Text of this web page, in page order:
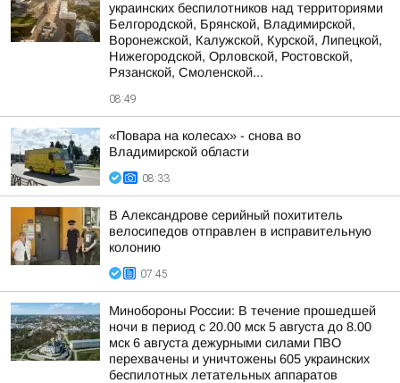
украинских беспилотников над территориями
Белгородской, Брянской, Владимирской,
Воронежской, Калужской, Курской, Липецкой,
Нижегородской, Орловской, Ростовской,
Рязанской, Смоленской...
08:49
«Повара на колесах» - снова во
Владимирской области
08:33
В Александрове серийный похититель
велосипедов отправлен в исправительную
колонию
07:45
Минобороны России: В течение прошедшей
ночи в период с 20.00 мск 5 августа до 8.00
мск 6 августа дежурными силами ПВО
перехвачены и уничтожены 605 украинских
беспилотных летательных аппаратов